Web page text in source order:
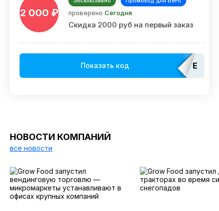
2 000 ₽ проверено Сегодня
Скидка 2000 руб на первый заказ
Показать код
НОВОСТИ КОМПАНИЙ
все новости